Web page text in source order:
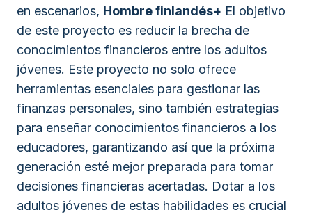
en escenarios, Hombre finlandés+ El objetivo
de este proyecto es reducir la brecha de
conocimientos financieros entre los adultos
jóvenes. Este proyecto no solo ofrece
herramientas esenciales para gestionar las
finanzas personales, sino también estrategias
para enseñar conocimientos financieros a los
educadores, garantizando así que la próxima
generación esté mejor preparada para tomar
decisiones financieras acertadas. Dotar a los
adultos jóvenes de estas habilidades es crucial